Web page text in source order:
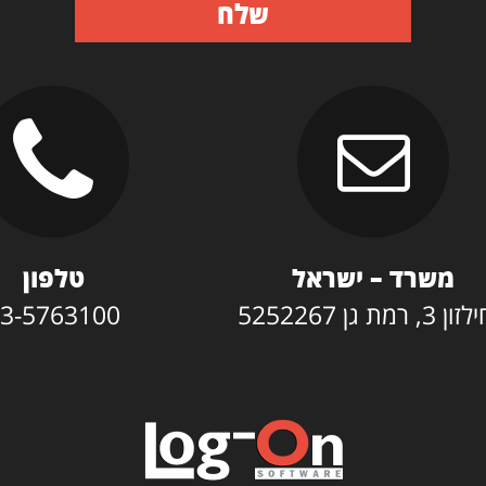
שלח
משרד – ישראל
גן 5252267
טלפון
5763100